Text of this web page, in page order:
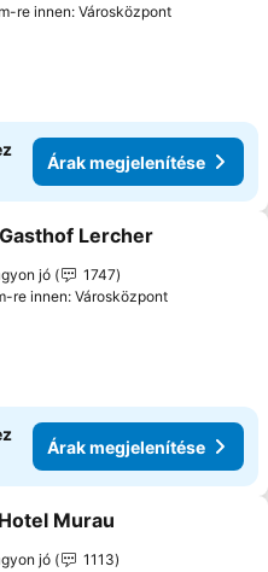
re innen: Városközpont
Árak megjelenítése
a kedvencekhez
Lercher
jó
1747
re innen: Városközpont
Árak megjelenítése
a kedvencekhez
Murau
jó
1113